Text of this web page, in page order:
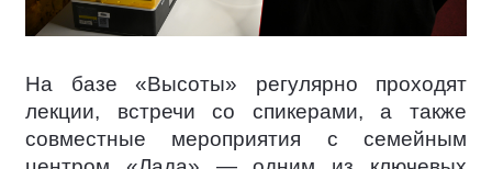
На базе «Высоты» регулярно проходят
лекции, встречи со спикерами, а также
совместные мероприятия с семейным